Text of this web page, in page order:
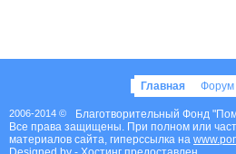
Главная Форум
2006-2014 ©
Благотворительный Фонд
Все права защищены. При полном или
материалов сайта, гиперссылка на